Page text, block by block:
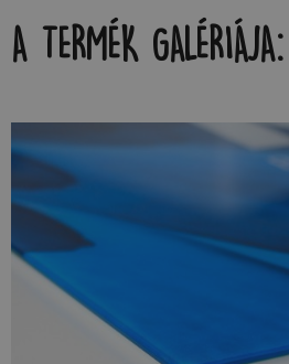
A TERMÉK GALÉRIÁJA: